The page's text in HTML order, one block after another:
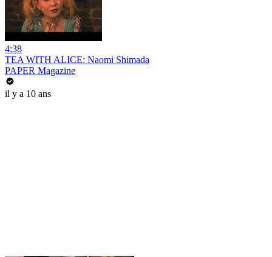
4:38
TEA WITH ALICE: Naomi Shimada
PAPER Magazine
il y a 10 ans